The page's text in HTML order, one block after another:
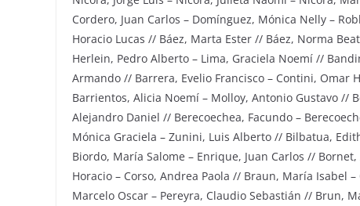
Cordero, Juan Carlos – Domínguez, Mónica Nelly –
Horacio Lucas // Báez, Marta Ester // Báez, Norma
Herlein, Pedro Alberto – Lima, Graciela Noemí //
Armando // Barrera, Evelio Francisco – Contini, Omar
Barrientos, Alicia Noemí – Molloy, Antonio Gustavo //
Alejandro Daniel // Berecoechea, Facundo –
Mónica Graciela – Zunini, Luis Alberto // Bilbatua,
Biordo, María Salome – Enrique, Juan Carlos //
Horacio – Corso, Andrea Paola // Braun, María Isabel
Marcelo Oscar – Pereyra, Claudio Sebastián // Brun,